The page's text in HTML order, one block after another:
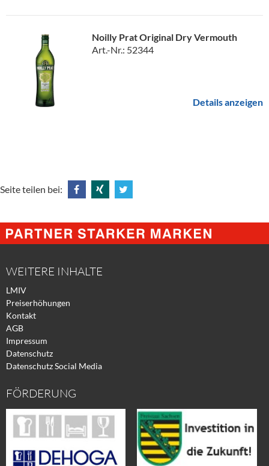
Noilly Prat Original Dry Vermouth
Art.-Nr.: 52344
Details anzeigen
Seite teilen bei:
@
Facebook
@
Xing
@
Twitter
WEITERE INHALTE
LMIV
Preiserhöhungen
Kontakt
AGB
Impressum
Datenschutz
Datenschutz Social Media
FÖRDERUNG